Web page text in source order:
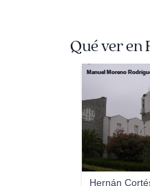
Qué ver en
Hernán
Manuel Moreno